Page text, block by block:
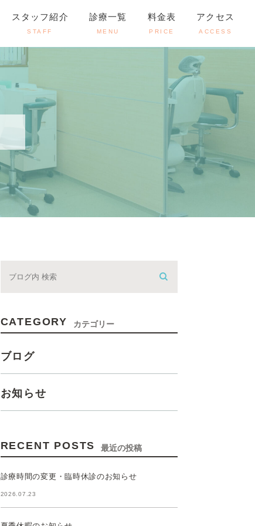
スタッフ紹介
STAFF
診療一覧
MENU
料金表
PRICE
アクセス
ACCESS
CATEGORY カテゴリー
ブログ
お知らせ
RECENT POSTS 最近の投稿
診療時間の変更・臨時休診のお知らせ
2026.07.23